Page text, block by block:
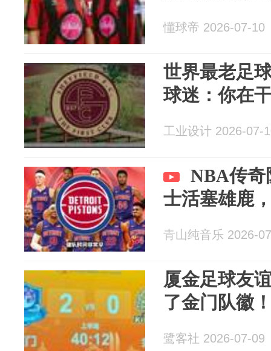
懂球帝 2026-07-10
世界最老足
球迷：你在
工业设计 2026-07-
NBA传奇
士活塞雄鹿
青山纯音乐 2026-
厦金足球友
了金门队徽
鹭客社 2026-07-09